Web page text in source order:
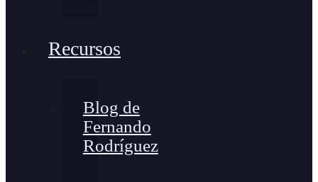
Recursos
Blog de
Fernando
Rodríguez